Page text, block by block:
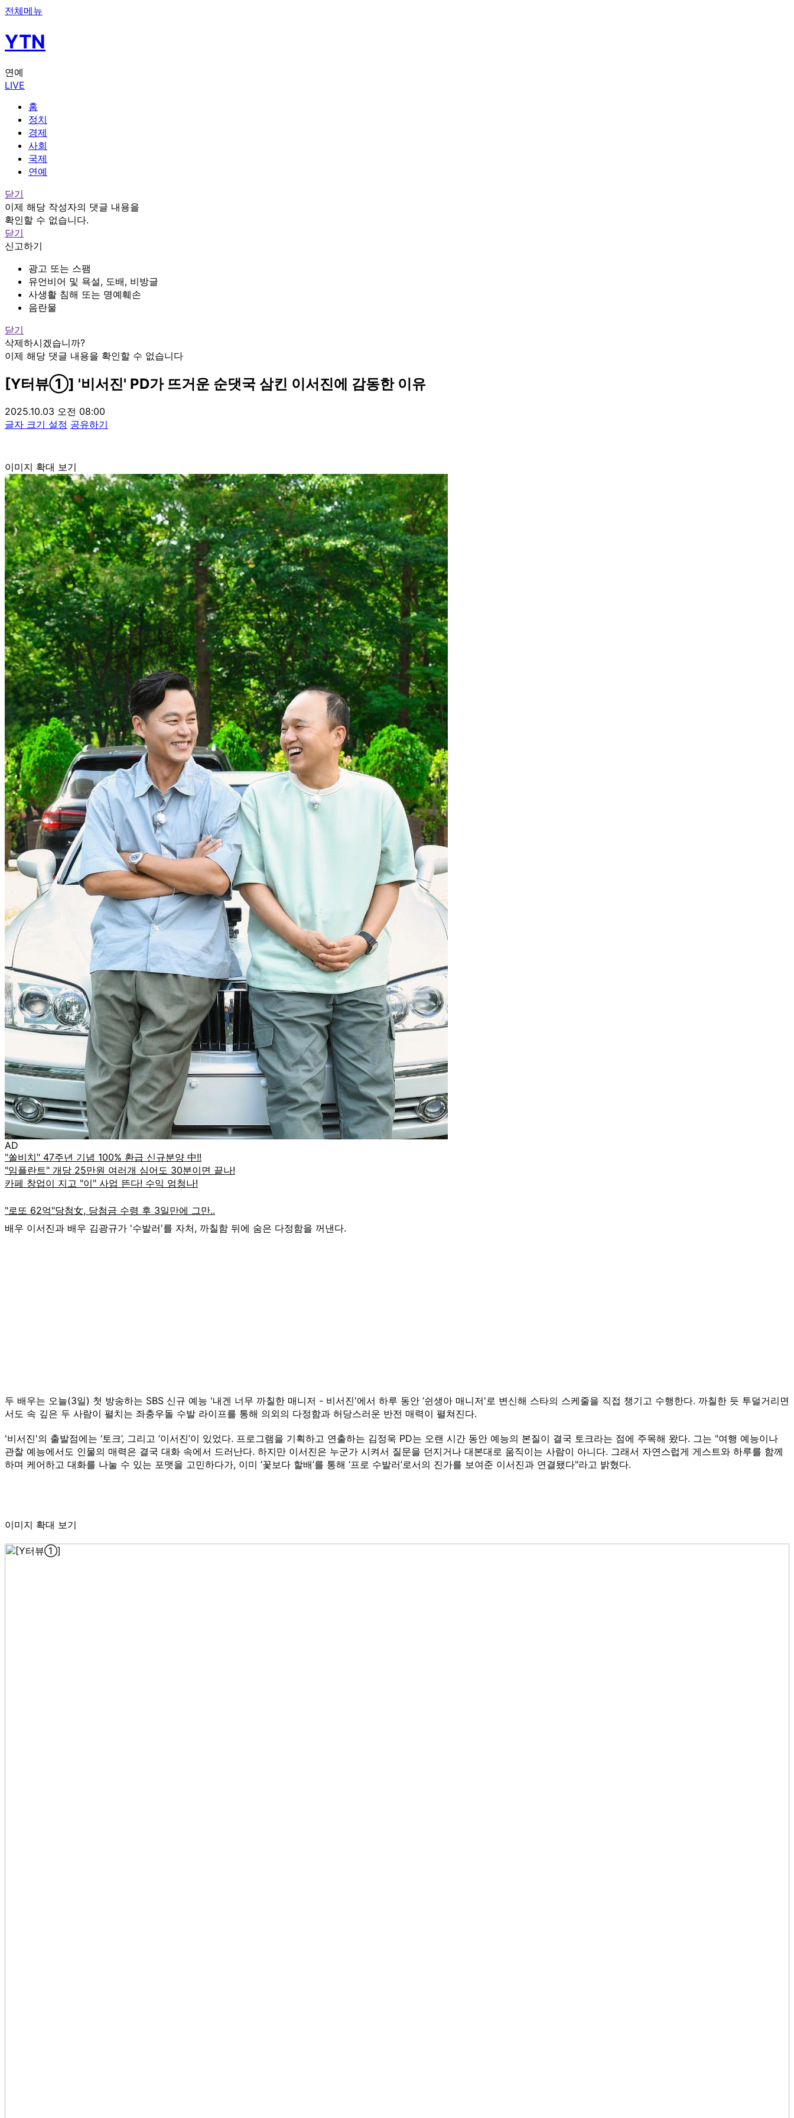
전체메뉴
YTN
연예
LIVE
홈
정치
경제
사회
국제
연예
닫기
이제 해당 작성자의 댓글 내용을
확인할 수 없습니다.
닫기
신고하기
광고 또는 스팸
유언비어 및 욕설, 도배, 비방글
사생활 침해 또는 명예훼손
음란물
닫기
삭제하시겠습니까?
이제 해당 댓글 내용을 확인할 수 없습니다
[Y터뷰①] '비서진' PD가 뜨거운 순댓국 삼킨 이서진에 감동한 이유
2025.10.03 오전 08:00
글자 크기 설정 공유하기
이미지 확대 보기
AD
배우 이서진과 배우 김광규가 '수발러'를 자처, 까칠함 뒤에 숨은 다정함을 꺼낸다.
두 배우는 오늘(3일) 첫 방송하는 SBS 신규 예능 '내겐 너무 까칠한 매니저 - 비서진'에서 하루 동안 ‘쉰생아 매니저'로 변신해 스타의 스케줄을 직접 챙기고 수행한다. 까칠한 듯 투덜거리면
서도 속 깊은 두 사람이 펼치는 좌충우돌 수발 라이프를 통해 의외의 다정함과 허당스러운 반전 매력이 펼쳐진다.
'비서진'의 출발점에는 ‘토크’, 그리고 ‘이서진’이 있었다. 프로그램을 기획하고 연출하는 김정욱 PD는 오랜 시간 동안 예능의 본질이 결국 토크라는 점에 주목해 왔다. 그는 "여행 예능이나
관찰 예능에서도 인물의 매력은 결국 대화 속에서 드러난다. 하지만 이서진은 누군가 시켜서 질문을 던지거나 대본대로 움직이는 사람이 아니다. 그래서 자연스럽게 게스트와 하루를 함께
하며 케어하고 대화를 나눌 수 있는 포맷을 고민하다가, 이미 ‘꽃보다 할배’를 통해 ‘프로 수발러’로서의 진가를 보여준 이서진과 연결됐다"라고 밝혔다.
이미지 확대 보기